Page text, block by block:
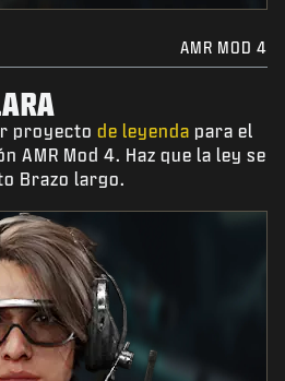
AMR MOD 4
proyecto de leyenda para el
AMR Mod 4. Haz que la ley se
Brazo largo.